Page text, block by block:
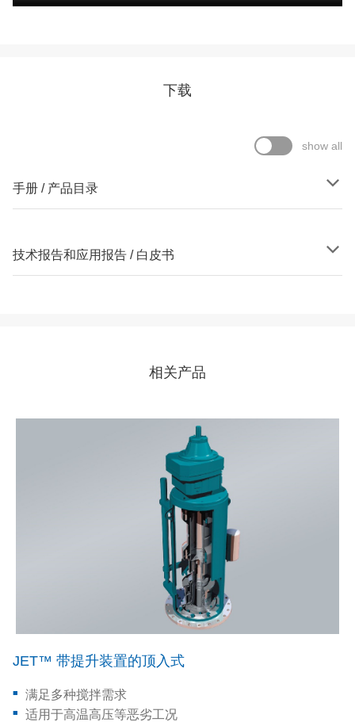
下载
show all
手册 / 产品目录
技术报告和应用报告 / 白皮书
相关产品
JET™ 带提升装置的顶入式
满足多种搅拌需求
适用于高温高压等恶劣工况